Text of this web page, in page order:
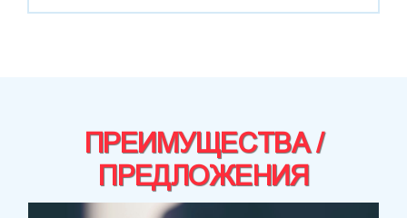
ПРЕИМУЩЕСТВА /
ПРЕДЛОЖЕНИЯ